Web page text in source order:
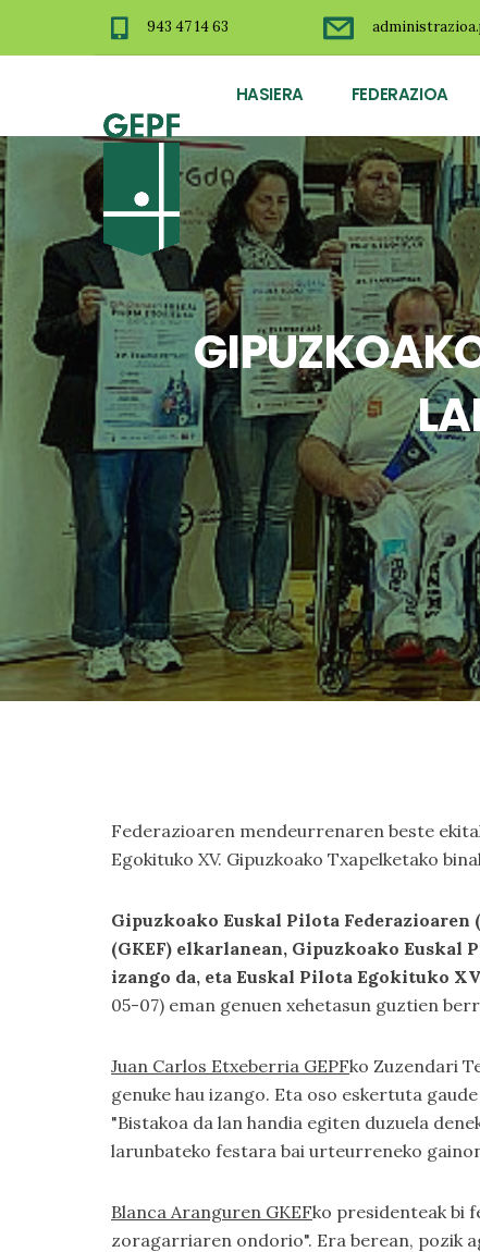
943 47 14 63
HASIERA FEDERAZIOA
Federazioaren mendeurrenaren beste
Egokituko XV. Gipuzkoako Txapelketako
Gipuzkoako Euskal Pilota
(GKEF) elkarlanean, Gipuzkoako Euskal
izango da, eta Euskal Pilota Egokituko
05-07) eman genuen xehetasun guztien
Juan Carlos Etxeberria GEPFko Zuzendari
genuke hau izango. Eta oso eskertuta
"Bistakoa da lan handia egiten duzuela
larunbateko festara bai urteurreneko
Blanca Aranguren GKEFko presidenteak bi
zoragarriaren ondorio". Era berean, pozik